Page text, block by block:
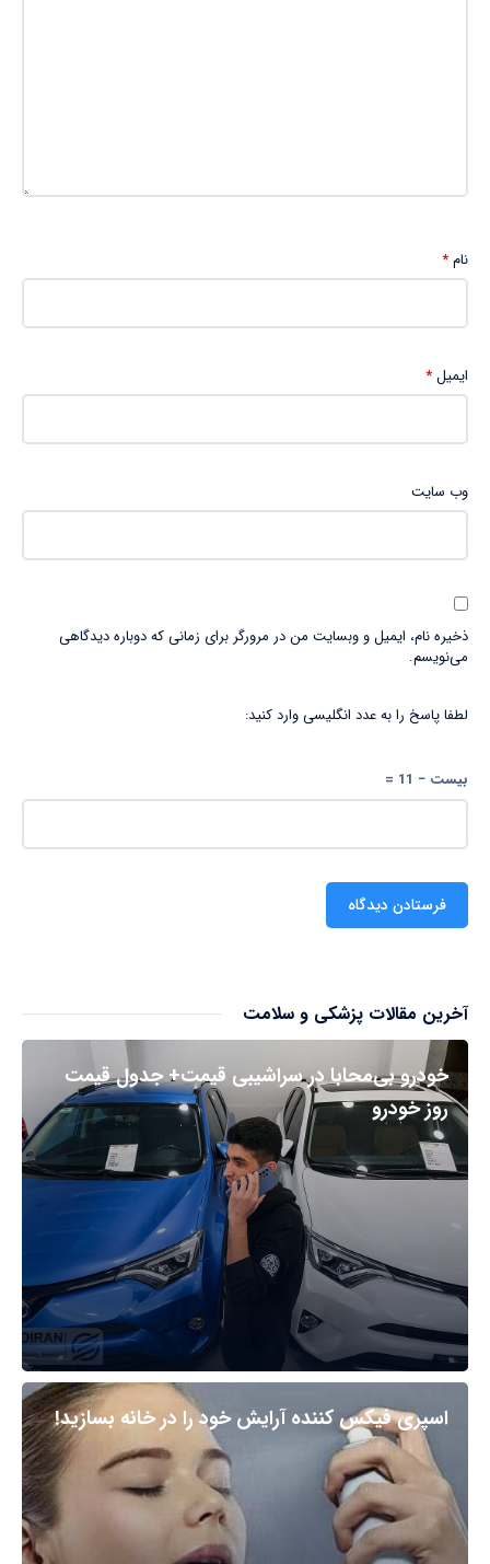
نام*
ایمیل*
وب‌ سایت
ذخیره نام، ایمیل و وبسایت من در مرورگر برای زمانی که دوباره دیدگاهی
می‌نویسم.
لطفا پاسخ را به عدد انگلیسی وارد کنید:
بیست − 11 =
آخرین مقالات پزشکی و سلامت
خودرو بی‌محابا در سراشیبی قیمت+ جدول قیمت
روز خودرو
اسپری فیکس کننده آرایش خود را در خانه بسازید!